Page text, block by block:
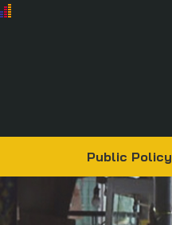
Public Policy